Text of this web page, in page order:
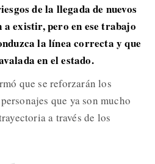
de la llegada de nuevos
existir, pero en ese trabajo
la línea correcta y que
en el estado.
que se reforzarán los
que ya son mucho
a través de los